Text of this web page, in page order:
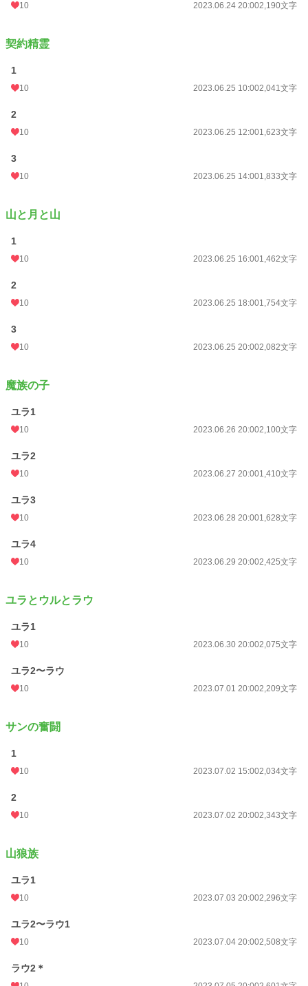
初回公開日時
累計ポイント
10 2023.06.24 20:002,190文字
契約精霊
1
10 2023.06.25 10:002,041文字
2
10 2023.06.25 12:001,623文字
3
10 2023.06.25 14:001,833文字
山と月と山
1
10 2023.06.25 16:001,462文字
2
10 2023.06.25 18:001,754文字
3
10 2023.06.25 20:002,082文字
魔族の子
ユラ1
10 2023.06.26 20:002,100文字
ユラ2
10 2023.06.27 20:001,410文字
ユラ3
10 2023.06.28 20:001,628文字
ユラ4
10 2023.06.29 20:002,425文字
ユラとウルとラウ
ユラ1
10 2023.06.30 20:002,075文字
ユラ2〜ラウ
10 2023.07.01 20:002,209文字
サンの奮闘
1
10 2023.07.02 15:002,034文字
2
10 2023.07.02 20:002,343文字
山狼族
ユラ1
10 2023.07.03 20:002,296文字
ユラ2〜ラウ1
10 2023.07.04 20:002,508文字
ラウ2＊